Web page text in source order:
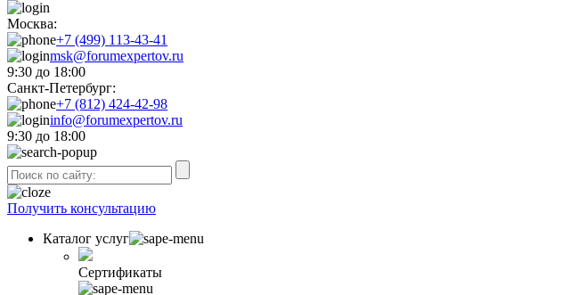
Москва:
+7 (499) 113-43-41
msk@forumexpertov.ru
9:30 до 18:00
Санкт-Петербург:
+7 (812) 424-42-98
info@forumexpertov.ru
9:30 до 18:00
Получить консультацию
Каталог услуг
Сертификаты